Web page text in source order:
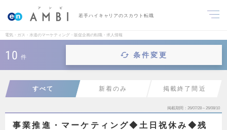
若手ハイキャリアのスカウト転職
電気・ガス・水道のマーケティング・販促企画の転職・求人情報
10 件 条件変更
すべて 新着のみ 掲載終了間近
掲載期間 26/07/28～26/08/10
事業推進・マーケティング◆土日祝休み◆残